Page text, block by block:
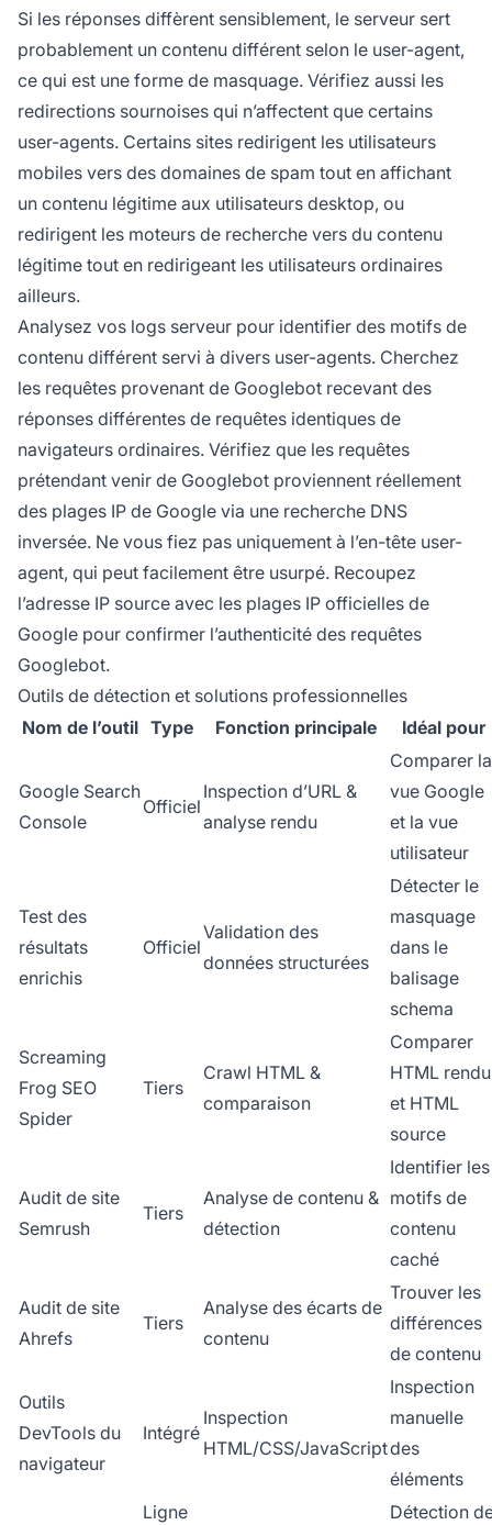
Si les réponses diffèrent sensiblement, le serveur sert
probablement un contenu différent selon le user-agent,
ce qui est une forme de masquage. Vérifiez aussi les
redirections sournoises qui n’affectent que certains
user-agents. Certains sites redirigent les utilisateurs
mobiles vers des domaines de spam tout en affichant
un contenu légitime aux utilisateurs desktop, ou
redirigent les moteurs de recherche vers du contenu
légitime tout en redirigeant les utilisateurs ordinaires
ailleurs.
Analysez vos logs serveur pour identifier des motifs de
contenu différent servi à divers user-agents. Cherchez
les requêtes provenant de Googlebot recevant des
réponses différentes de requêtes identiques de
navigateurs ordinaires. Vérifiez que les requêtes
prétendant venir de Googlebot proviennent réellement
des plages IP de Google via une recherche DNS
inversée. Ne vous fiez pas uniquement à l’en-tête user-
agent, qui peut facilement être usurpé. Recoupez
l’adresse IP source avec les plages IP officielles de
Google pour confirmer l’authenticité des requêtes
Googlebot.
Outils de détection et solutions professionnelles
Nom de l’outil Type Fonction principale Idéal pour
Google Search
Console
Officiel
Inspection d’URL &
analyse rendu
Comparer la
vue Google
et la vue
utilisateur
Test des
résultats
enrichis
Officiel
Validation des
données structurées
Détecter le
masquage
dans le
balisage
schema
Screaming
Frog SEO
Spider
Tiers
Crawl HTML &
comparaison
Comparer
HTML rendu
et HTML
source
Audit de site
Semrush
Tiers
Analyse de contenu &
détection
Identifier les
motifs de
contenu
caché
Audit de site
Ahrefs
Tiers
Analyse des écarts de
contenu
Trouver les
différences
de contenu
Outils
DevTools du
navigateur
Intégré
Inspection
HTML/CSS/JavaScript
Inspection
manuelle
des
éléments
Ligne
Détection